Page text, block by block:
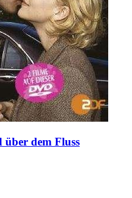
über dem Fluss